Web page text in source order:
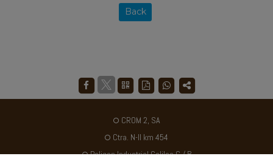
Back
CROM 2, SA
Ctra. N-II km 454